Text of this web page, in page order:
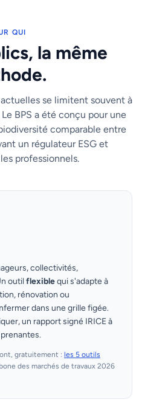
QUI
la même
se limitent souvent à
BPS a été conçu pour une
comparable entre
un régulateur ESG et
professionnels.
collectivités,
outil flexiblequi s'adapte à
rénovation ou
dans une grille figée.
un rapport signé IRICE à
gratuitement : les 5 outils
des marchés de travaux 2026